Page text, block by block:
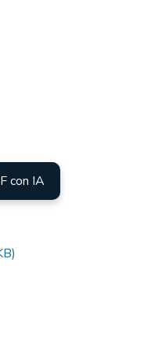
con IA